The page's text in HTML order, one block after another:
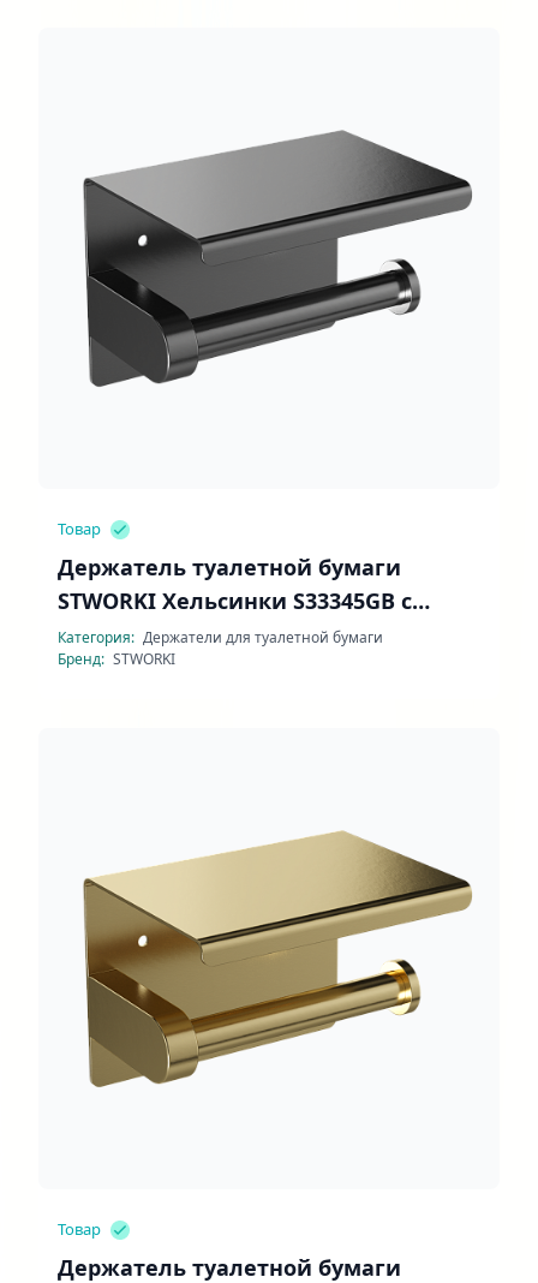
Товар
Держатель туалетной бумаги
STWORKI Хельсинки S33345GB с
полочкой
Категория: Держатели для туалетной бумаги
Бренд: STWORKI
Товар
Держатель туалетной бумаги